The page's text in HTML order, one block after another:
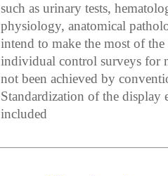
such as urinary tests,
physiology, anatomical
intend to make the most of
individual control surveys for
not been achieved by
Standardization of the display
included